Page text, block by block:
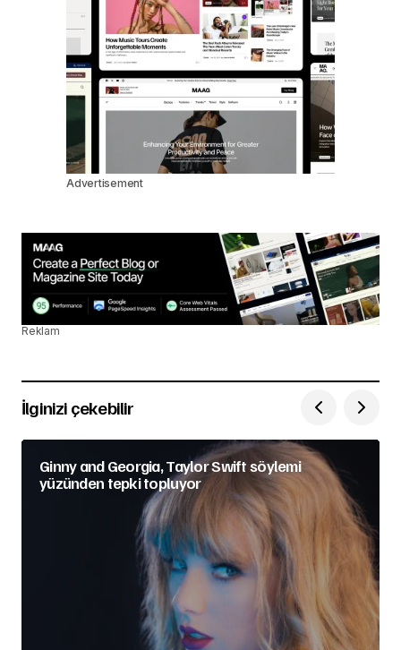
Advertisement
Reklam
İlginizi çekebilir
Ginny and Georgia, Taylor Swift söylemi
yüzünden tepki topluyor